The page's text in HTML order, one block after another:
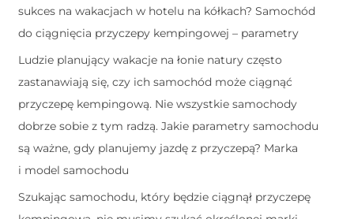
sukces na wakacjach w hotelu na kółkach? Samochód
do ciągnięcia przyczepy kempingowej – parametry
Ludzie planujący wakacje na łonie natury często
zastanawiają się, czy ich samochód może ciągnąć
przyczepę kempingową. Nie wszystkie samochody
dobrze sobie z tym radzą. Jakie parametry samochodu
są ważne, gdy planujemy jazdę z przyczepą? Marka
i model samochodu
Szukając samochodu, który będzie ciągnął przyczepę